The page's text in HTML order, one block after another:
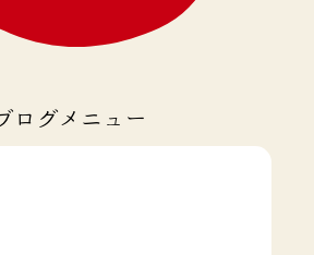
ログメニュー